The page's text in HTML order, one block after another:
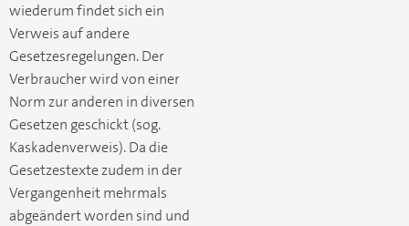
wiederum findet sich ein
Verweis auf andere
Gesetzesregelungen. Der
Verbraucher wird von einer
Norm zur anderen in diversen
Gesetzen geschickt (sog.
Kaskadenverweis). Da die
Gesetzestexte zudem in der
Vergangenheit mehrmals
abgeändert worden sind und